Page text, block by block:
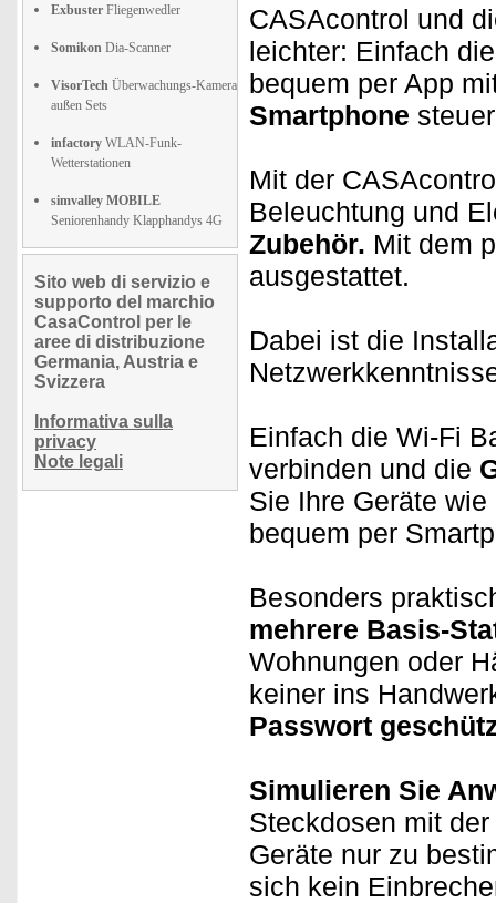
Exbuster Fliegenwedler
Somikon Dia-Scanner
VisorTech Überwachungs-Kamera
außen Sets
infactory WLAN-Funk-
Wetterstationen
simvalley MOBILE
Seniorenhandy Klapphandys 4G
Sito web di servizio e
supporto del marchio
CasaControl per le
aree di distribuzione
Germania, Austria e
Svizzera
Informativa sulla
privacy
Note legali
CASAcontrol und
leichter: Einfach
bequem per App
Smartphone
Mit der
Beleuchtung und
Zubehör. Mit dem
ausgestattet.
Dabei ist die
Einfach die Wi-Fi
verbinden und die
Sie Ihre Geräte wie
bequem per
Besonders
mehrere Basis-
Wohnungen oder
keiner ins
Passwort
Simulieren Sie
Steckdosen mit
Geräte nur zu
sich kein